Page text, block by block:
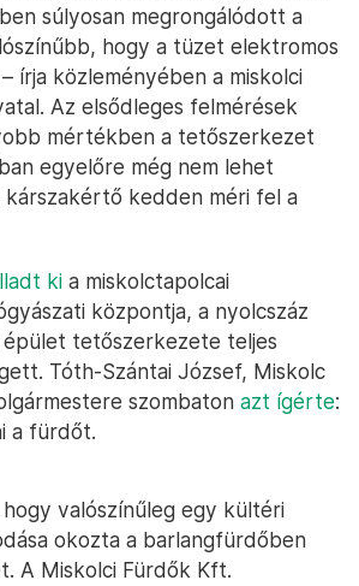
súlyosan megrongálódott a
hogy a tüzet elektromos
írja közleményében a miskolci
Az elsődleges felmérések
mértékben a tetőszerkezet
egyelőre még nem lehet
kárszakértő kedden méri fel a
ki a miskolctapolcai
központja, a nyolcszáz
tetőszerkezete teljes
Tóth-Szántai József, Miskolc
szombaton azt ígérte:
a fürdőt.
hogy valószínűleg egy kültéri
okozta a barlangfürdőben
A Miskolci Fürdők Kft.